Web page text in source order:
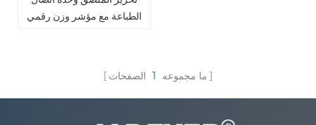
الطباعة مع مؤشر وزن رقمي
ما مجموعه 1 الصفحات